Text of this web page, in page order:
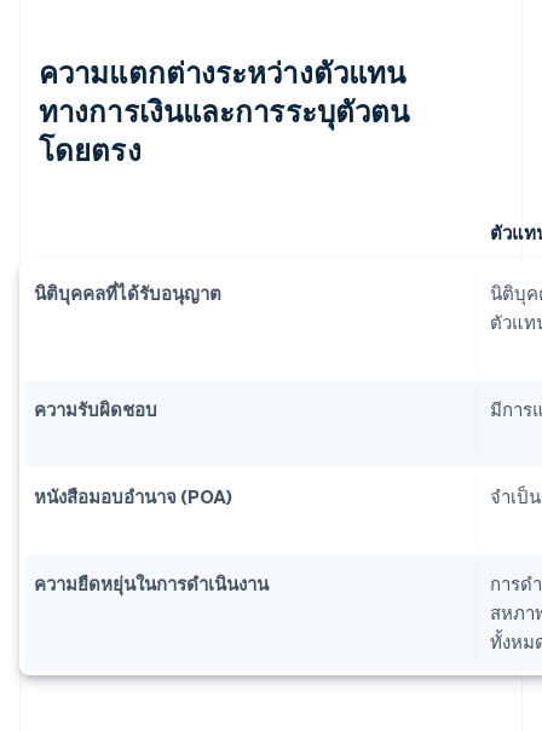
ความแตกต่างระหว่างตัวแทน
ทางการเงินและการระบุตัวตน
โดยตรง
ตัวแท
นิติบุคคลที่ได้รับอนุญาต
นิติบุค
ตัวแท
ความรับผิดชอบ มีการ
หนังสือมอบอำนาจ (POA) จำเป็
ความยืดหยุ่นในการดำเนินงาน
การด
สหภา
ทั้งหม